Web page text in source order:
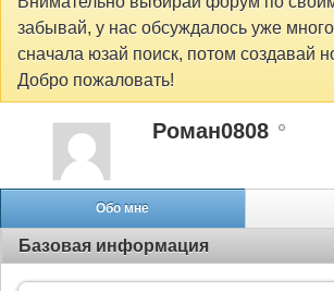
забывай, у нас обсуждалось уже
сначала юзай поиск, потом создавай
Добро пожаловать!
Роман0808
Обо мне
Базовая информация